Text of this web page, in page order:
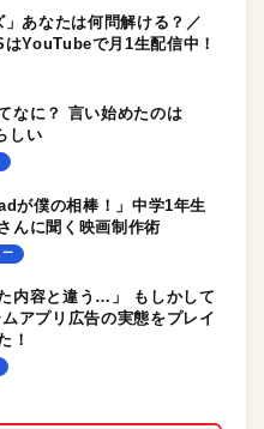
」あなたは何問解ける？／
YouTubeで月1生配信中！
なに？ 言い始めたのは
しい
が僕の相棒！」中学1年生
んに聞く映画制作術
ー
内容と違う…」 もしかして
アプリ広告の実態をプレイ
！